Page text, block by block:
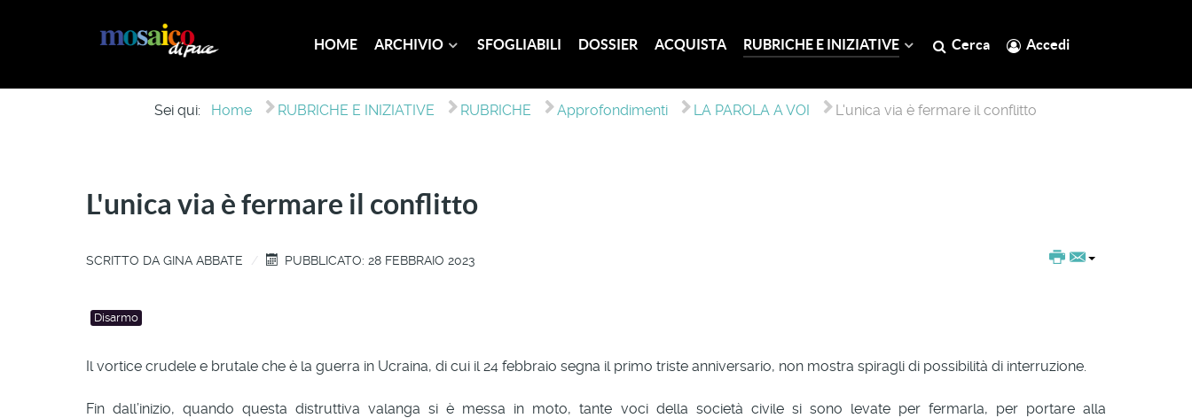
HOME ARCHIVIO SFOGLIABILI DOSSIER ACQUISTA RUBRICHE E INIZIATIVE Cerca Accedi
Sei qui: Home RUBRICHE E INIZIATIVE RUBRICHE Approfondimenti LA PAROLA A VOI L'unica via è fermare il conflitto
L'unica via è fermare il conflitto
SCRITTO DA GINA ABBATE PUBBLICATO: 28 FEBBRAIO 2023
Disarmo
Il vortice crudele e brutale che è la guerra in Ucraina, di cui il 24 febbraio segna il primo triste anniversario, non mostra spiragli di possibilità di interruzione.
Fin dall’inizio, quando questa distruttiva valanga si è messa in moto, tante voci della società civile si sono levate per fermarla, per portare alla